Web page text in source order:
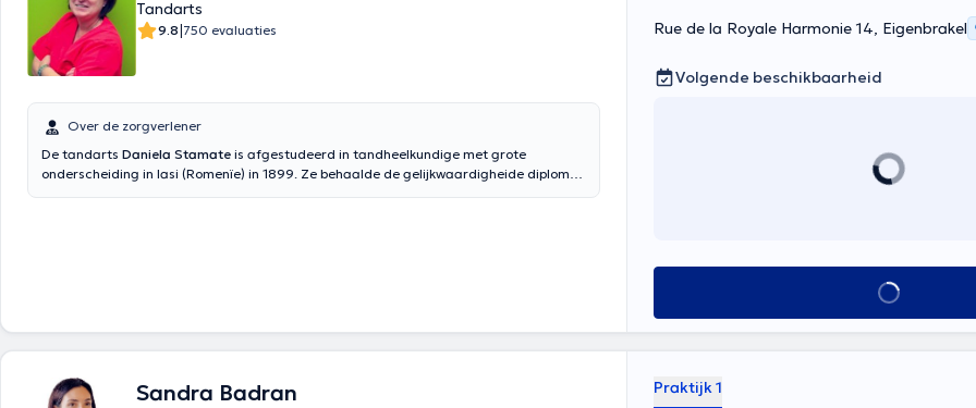
Tandarts
9.8|750 evaluaties
Over de zorgverlener
De tandarts Daniela Stamate is afgestudeerd in tandheelkundige met grote
onderscheiding in Iasi (Romenïe) in 1899. Ze behaalde de gelijkwaardigheide diploma
Rue de la Royale Harmonie 14, Eigenbrakel
Volgende beschikbaarheid
Alles zien
Sandra Badran Praktijk 1